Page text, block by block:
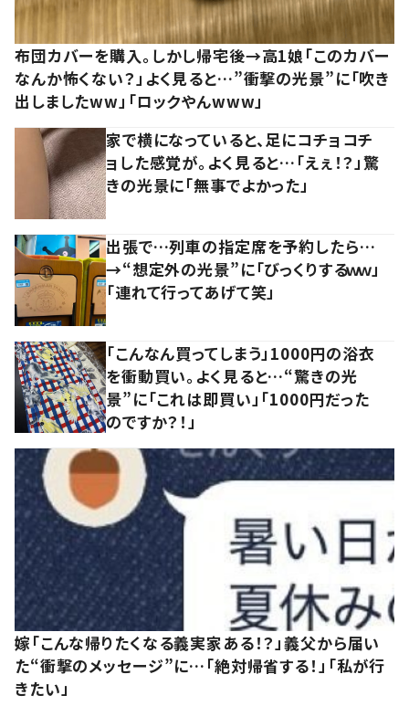
布団カバーを購入。しかし帰宅後→高1娘「このカバー
なんか怖くない？」よく見ると…”衝撃の光景”に「吹き
出しましたww」「ロックやんwww」
家で横になっていると、足にコチョコチ
ョした感覚が。よく見ると…「えぇ！？」驚
きの光景に「無事でよかった」
出張で…列車の指定席を予約したら…
→“想定外の光景”に「びっくりするｗｗ」
「連れて行ってあげて笑」
「こんなん買ってしまう」1000円の浴衣
を衝動買い。よく見ると…“驚きの光
景”に「これは即買い」「1000円だった
のですか？！」
嫁「こんな帰りたくなる義実家ある！？」義父から届い
た“衝撃のメッセージ”に…「絶対帰省する！」「私が行
きたい」